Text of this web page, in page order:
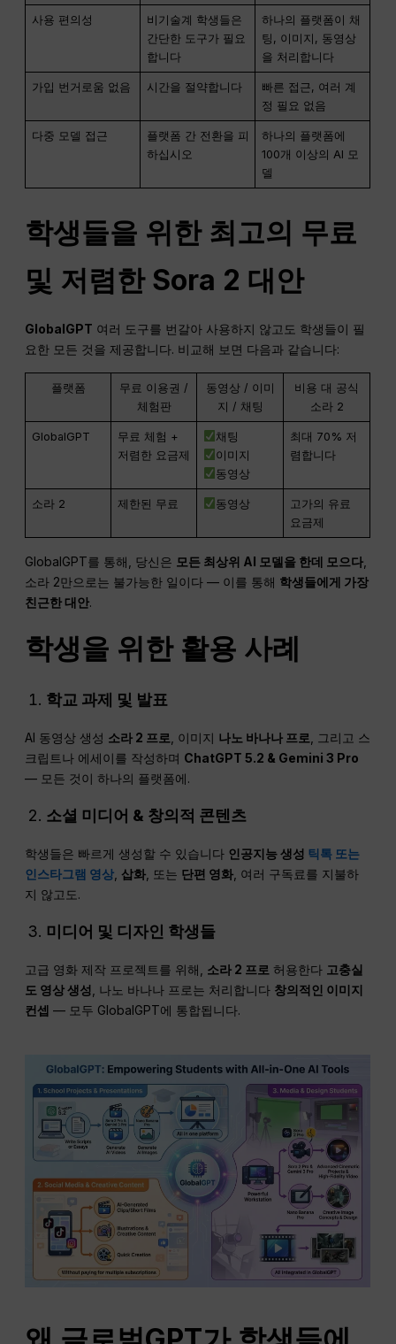
사용 편의성
비기술계 학생들은
간단한 도구가 필요
합니다
하나의 플랫폼이 채
팅, 이미지, 동영상
을 처리합니다
가입 번거로움 없음 시간을 절약합니다
빠른 접근, 여러 계
정 필요 없음
다중 모델 접근
플랫폼 간 전환을 피
하십시오
하나의 플랫폼에
100개 이상의 AI 모
델
학생들을 위한 최고의 무료
및 저렴한 Sora 2 대안
GlobalGPT 여러 도구를 번갈아 사용하지 않고도 학생들이 필
요한 모든 것을 제공합니다. 비교해 보면 다음과 같습니다:
플랫폼
무료 이용권 /
체험판
동영상 / 이미
지 / 채팅
비용 대 공식
소라 2
GlobalGPT
무료 체험 +
저렴한 요금제
채팅
이미지
동영상
최대 70% 저
렴합니다
소라 2 제한된 무료 동영상
고가의 유료
요금제
GlobalGPT를 통해, 당신은 모든 최상위 AI 모델을 한데 모으다
소라 2만으로는 불가능한 일이다 — 이를 통해 학생들에게 가장
친근한 대안.
학생을 위한 활용 사례
학교 과제 및 발표
AI 동영상 생성 소라 2 프로 , 이미지 나노 바나나 프로
, 그리고 스
크립트나 에세이를 작성하며 ChatGPT 5.2 & Gemini 3 Pro
— 모든 것이 하나의 플랫폼에.
소셜 미디어 & 창의적 콘텐츠
학생들은 빠르게 생성할 수 있습니다 인공지능 생성 틱톡 또는
인스타그램 영상 ,삽화 , 또는 단편 영화 , 여러 구독료를 지불하
지 않고도.
미디어 및 디자인 학생들
고급 영화 제작 프로젝트를 위해, 소라 2 프로 허용한다 고충실
도 영상 생성 , 나노 바나나 프로는 처리합니다 창의적인 이미지
컨셉 — 모두 GlobalGPT에 통합됩니다.